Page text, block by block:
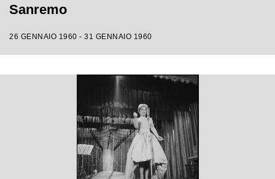
Sanremo
26 GENNAIO 1960 - 31 GENNAIO 1960